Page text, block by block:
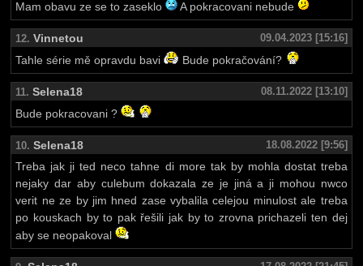
Mam obavu ze se to zaseklo
A pokracovani nebude
12. Vinnetou
09.04.2023 [15:16]
Tahle série mě opravdu bavi
Bude pokračování?
11. Selena18
08.11.2022 [13:10]
Bude pokracovani ?
10. Selena18
18.08.2022 [9:56]
Treba jak ji ted neco tahne di more tak by mohla dostat treba
nejaky dar aby culebum dokazala ze je jiná a ji mohou nwco
verit ne ze by jim hned zase vybalila celejou minulost ale treba
po kouskach by to pak řešili jak by to zrovna prichazeli ten dej
aby se neopakoval